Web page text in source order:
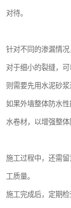
对待。
针对不同的渗漏情况
对于细小的裂缝，
则需要先用水泥砂浆
如果外墙整体防水
水卷材，以增强整体
施工过程中，还需
工质量。
施工完成后，定期